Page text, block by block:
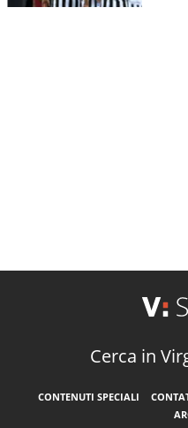
Cerca in
CONTENUTI SPECIALI